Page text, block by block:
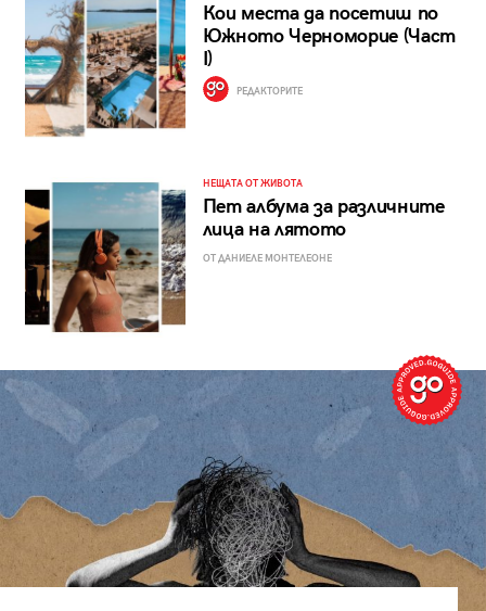
Кои места да посетиш по
Южното Черноморие (Част
I)
РЕДАКТОРИТЕ
НЕЩАТА ОТ ЖИВОТА
Пет албума за различните
лица на лятото
ОТ ДАНИЕЛЕ МОНТЕЛЕОНЕ